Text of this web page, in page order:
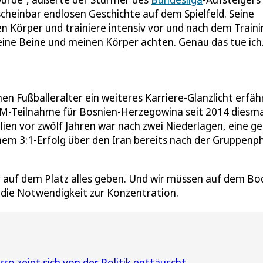
endlosen Geschichte auf dem Spielfeld. Seine
Körper und trainiere intensiv vor und nach dem
Beine und meinen Körper achten. Genau das tue
Fußballeralter ein weiteres Karriere-Glanzlicht
Teilnahme für Bosnien-Herzegowina seit 2014
vor zwölf Jahren war nach zwei Niederlagen, eine
3:1-Erfolg über den Iran bereits nach der
dem Platz alles geben. Und wir müssen auf dem
die Notwendigkeit zur Konzentration.